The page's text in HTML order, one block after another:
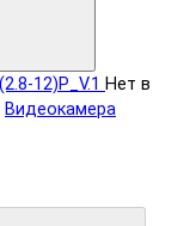
Нет в
Видеокамера